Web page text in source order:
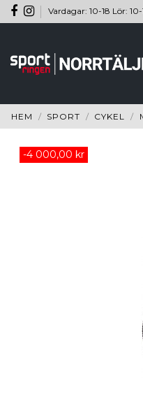
Vardagar: 10-18 Lör:
HEM SPORT CYKEL
-4 000,00 kr